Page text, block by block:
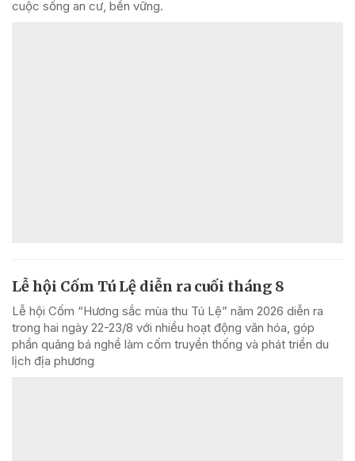
cuộc sống an cư, bền vững.
Lễ hội Cốm Tú Lệ diễn ra cuối tháng 8
Lễ hội Cốm “Hương sắc mùa thu Tú Lệ” năm 2026 diễn ra
trong hai ngày 22-23/8 với nhiều hoạt động văn hóa, góp
phần quảng bá nghề làm cốm truyền thống và phát triển du
lịch địa phương